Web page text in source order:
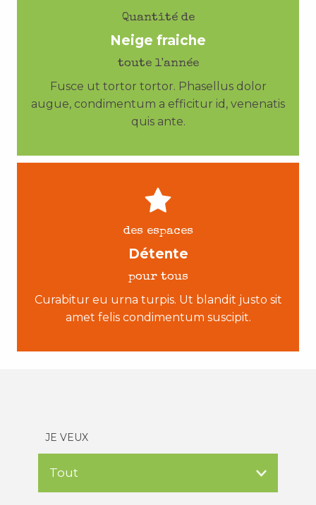
Quantité de
Neige fraiche
toute l'année
Fusce ut tortor tortor. Phasellus dolor
augue, condimentum a efficitur id, venenatis
quis ante.
des espaces
Détente
pour tous
Curabitur eu urna turpis. Ut blandit justo sit
amet felis condimentum suscipit.
JE VEUX